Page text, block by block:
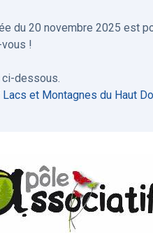
du 20 novembre 2025 est
!
dessous.
et Montagnes du Haut